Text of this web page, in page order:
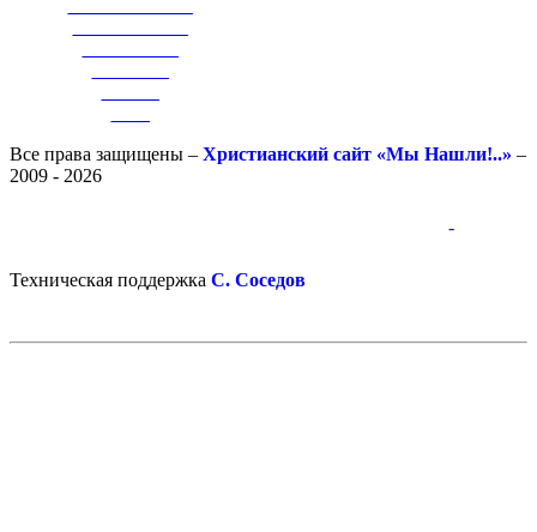
Все права защищены – Христианский сайт «Мы Нашли!..» –
2009 - 2026
-
Техническая поддержка С. Соседов